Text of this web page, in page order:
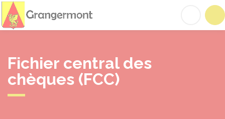
Fichier central des
chèques (FCC)